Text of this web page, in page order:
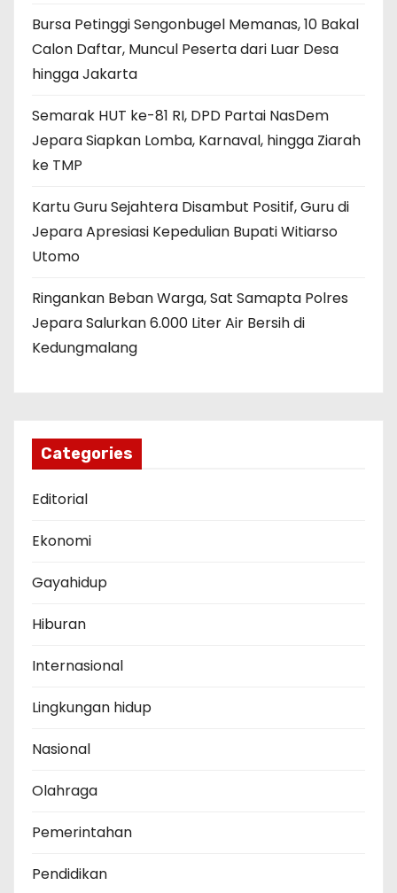
Bursa Petinggi Sengonbugel Memanas, 10 Bakal
Calon Daftar, Muncul Peserta dari Luar Desa
hingga Jakarta
Semarak HUT ke-81 RI, DPD Partai NasDem
Jepara Siapkan Lomba, Karnaval, hingga Ziarah
ke TMP
Kartu Guru Sejahtera Disambut Positif, Guru di
Jepara Apresiasi Kepedulian Bupati Witiarso
Utomo
Ringankan Beban Warga, Sat Samapta Polres
Jepara Salurkan 6.000 Liter Air Bersih di
Kedungmalang
Categories
Editorial
Ekonomi
Gayahidup
Hiburan
Internasional
Lingkungan hidup
Nasional
Olahraga
Pemerintahan
Pendidikan